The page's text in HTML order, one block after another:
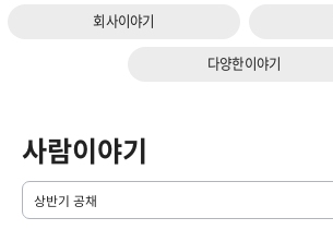
회사이야기
다양한이야기
사람이야기